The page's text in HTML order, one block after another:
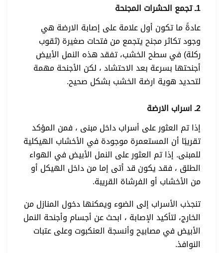
1ـ تجمع الحشرات المجنحة
عادةً ما تكون أول علامة على إصابة الارضة هي
وجود تكاثر مجنح يتجمع من فتحات صغيرة (ثقوب
ركلة) في سطح الخشب، تفقد هذه النمل الأبيض
أجنحتها بسرعة بعد الاحتشاد ، لكن الأجنحة مهمة
لتحديد هوية ارضة الخشب بشكل صحيح.
2ـ اسراب الارضة
إذا تم العثور على أسراب داخل مبنى ، فمن المؤكد
تقريبًا أن المستعمرة موجودة في الأخشاب الهيكلية
للمبنى. إذا تم العثور على النمل الأبيض في الهواء
الطلق ، فقد يكون قد أتى إما من داخل الهيكل أو
من الأخشاب أو الفرشاة القريبة.
تنجذب الأسراب إلى الضوء ويمكنها دخول المنازل من
الخارج، لتأكيد الإصابة ، ابحث عن أجسام وأجنحة النمل
الأبيض في مصابيح وأنسجة العنكبوت وعلى عتبات
النوافذ.